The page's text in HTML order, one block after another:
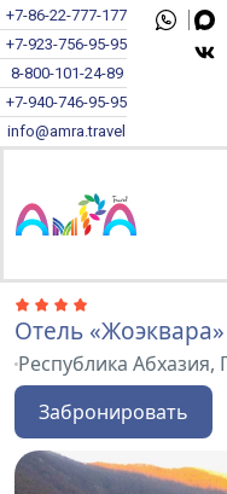
+7-86-22-777-177
+7-923-756-95-95
8-800-101-24-89
+7-940-746-95-95
info@amra.travel
Отель «Жоэквара»
Республика Абхазия,
Забронировать